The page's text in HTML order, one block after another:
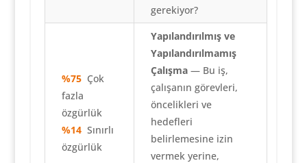
gerekiyor?
%75Çok
fazla
özgürlük
%14 Sınırlı
özgürlük
Yapılandırılmış ve
Yapılandırılmamış
Çalışma— Bu iş,
çalışanın görevleri,
öncelikleri ve
hedefleri
belirlemesine izin
vermek yerine,